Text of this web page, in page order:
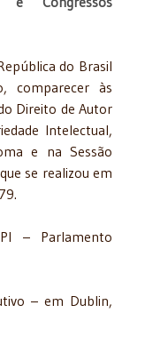
do Brasil
comparecer às
Direito de Autor
Intelectual,
e na Sessão
se realizou em
– Parlamento
– em Dublin,